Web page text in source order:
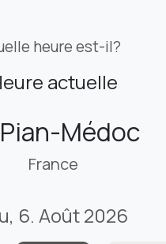
heure est-il?
actuelle
Médoc
France
6. Août 2026